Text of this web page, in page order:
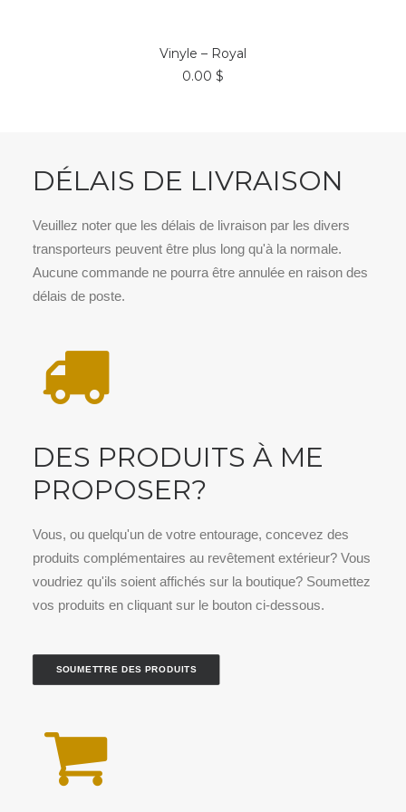
CHOIX DES OPTIONS
choisies
sur
page
du
produit
Vinyle – Royal
0.00 $
DÉLAIS DE LIVRAISON
Veuillez noter que les délais de livraison par les divers
transporteurs peuvent être plus long qu'à la normale.
Aucune commande ne pourra être annulée en raison des
délais de poste.
DES PRODUITS À ME
PROPOSER?
Vous, ou quelqu'un de votre entourage, concevez des
produits complémentaires au revêtement extérieur? Vous
voudriez qu'ils soient affichés sur la boutique? Soumettez
vos produits en cliquant sur le bouton ci-dessous.
SOUMETTRE DES PRODUITS